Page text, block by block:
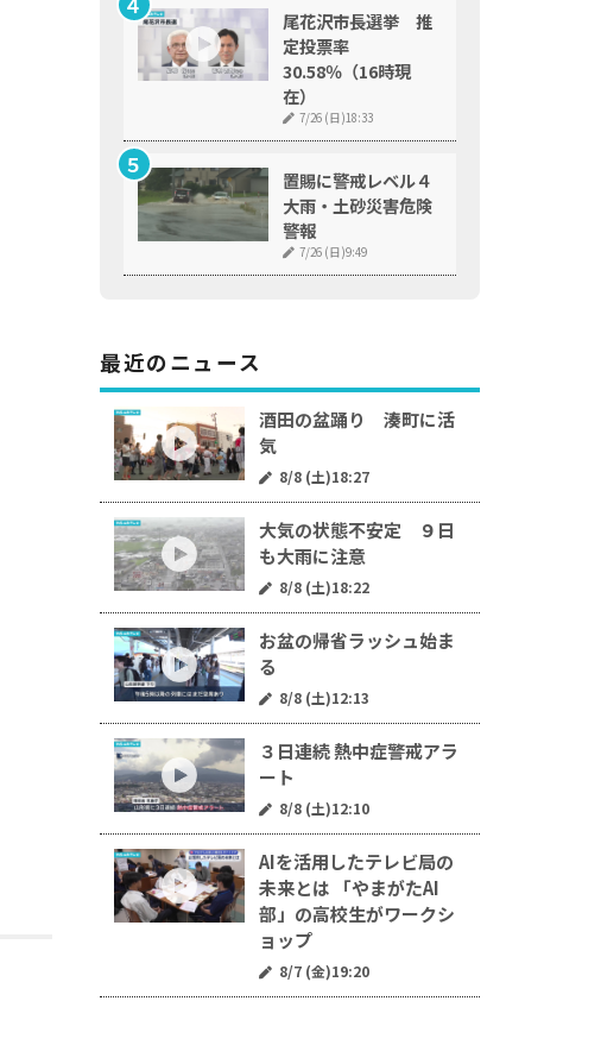
尾花沢市長選挙 推
定投票率
30.58％（16時現
在）
7/26 (日)18:33
置賜に警戒レベル４
大雨・土砂災害危険
警報
7/26 (日)9:49
最近のニュース
酒田の盆踊り 湊町に活
気
8/8 (土)18:27
大気の状態不安定 ９日
も大雨に注意
8/8 (土)18:22
お盆の帰省ラッシュ始ま
る
8/8 (土)12:13
３日連続 熱中症警戒アラ
ート
8/8 (土)12:10
AIを活用したテレビ局の
未来とは 「やまがたAI
部」の高校生がワークシ
ョップ
8/7 (金)19:20